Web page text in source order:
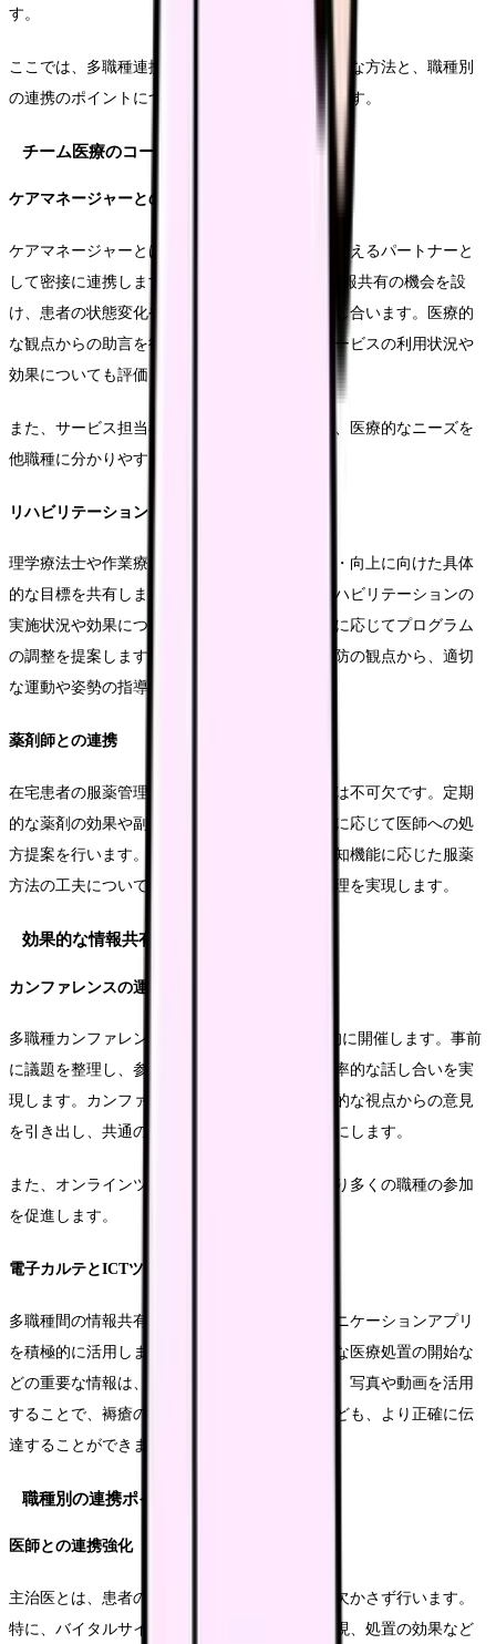
す。
ここでは、多職種連携を成功させるための具体的な方法と、職種別
の連携のポイントについて詳しく説明していきます。
チーム医療のコーディネート
ケアマネージャーとの連携
ケアマネージャーとは、患者の在宅生活全体を支えるパートナーと
して密接に連携します。週1回程度の定期的な情報共有の機会を設
け、患者の状態変化や新たなニーズについて話し合います。医療的
な観点からの助言を行うとともに、介護保険サービスの利用状況や
効果についても評価します。
また、サービス担当者会議には積極的に参加し、医療的なニーズを
他職種に分かりやすく説明します。
リハビリテーションスタッフとの連携
理学療法士や作業療法士とは、患者の機能維持・向上に向けた具体
的な目標を共有します。日々の生活の中でのリハビリテーションの
実施状況や効果について情報交換を行い、必要に応じてプログラム
の調整を提案します。特に、転倒予防や褥瘡予防の観点から、適切
な運動や姿勢の指導を協働して行います。
薬剤師との連携
在宅患者の服薬管理において、薬剤師との連携は不可欠です。定期
的な薬剤の効果や副作用の評価を共有し、必要に応じて医師への処
方提案を行います。また、患者の嚥下機能や認知機能に応じた服薬
方法の工夫について相談し、より確実な服薬管理を実現します。
効果的な情報共有の方法
カンファレンスの運営
多職種カンファレンスは、月1回を目安に定期的に開催します。事前
に議題を整理し、参加者に共有することで、効率的な話し合いを実
現します。カンファレンスでは、各職種の専門的な視点からの意見
を引き出し、共通の目標設定と役割分担を明確にします。
また、オンラインツールを活用することで、より多くの職種の参加
を促進します。
電子カルテとICTツールの活用
多職種間の情報共有には、電子カルテやコミュニケーションアプリ
を積極的に活用します。患者の状態変化や新たな医療処置の開始な
どの重要な情報は、リアルタイムで共有します。写真や動画を活用
することで、褥瘡の状態や患者の動作の様子なども、より正確に伝
達することができます。
職種別の連携ポイント
医師との連携強化
主治医とは、患者の状態について日々の報告を欠かさず行います。
特に、バイタルサインの変化や新たな症状の出現、処置の効果など